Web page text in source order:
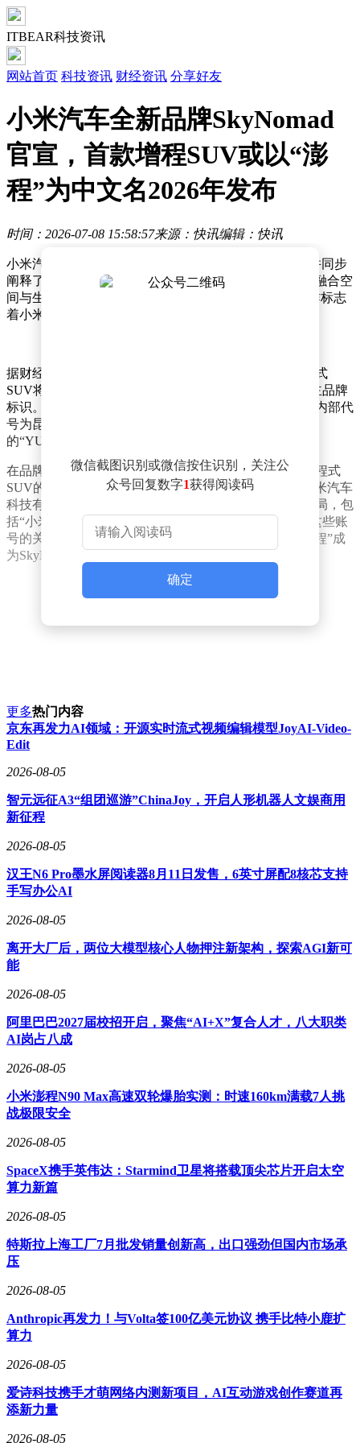
ITBEAR科技资讯
网站首页 科技资讯 财经资讯 分享好友
小米汽车全新品牌SkyNomad
官宣，首款增程SUV或以“澎
程”为中文名2026年发布
时间：2026-07-08 15:58:57来源：快讯编辑：快讯
小米汽车近日正式揭晓了其全新品牌——SkyNomad，并同步
阐释了品牌内涵：“SkyNomad，即天空的游牧者，一个融合空
间与生活理念的全新命名，在此与大家初见。”这一动作标志
着小米汽车在品牌布局上迈出了重要一步。
据财经网科技此前披露的信息，小米汽车旗下首款增程式
SUV将完全由SkyNomad品牌独立运营，不再使用小米主品牌
标识。这款新车计划于2026年下半年正式亮相市场，其内部代
号为昆仑N3。值得注意的是，此前在网络上广泛流传
的“YU9”命名方案已被小米汽车放弃。
在品牌中文名的猜测上，此前行业内曾普遍认为首款增程式
SUV的中文名可能为“寻天”。然而，最新线索显示，小米汽车
科技有限公司已在多个主流内容平台悄然完成了账号布局，包
括“小米澎程”微信公众号、视频号以及B站官方账号。这些账
号的关联标识与官宣的SkyNomad品牌相吻合，使得“澎程”成
为SkyNomad正式中文名的有力候选。
微信截图识别或微信按住识别，关注公
众号回复数字1获得阅读码
确定
更多热门内容
京东再发力AI领域：开源实时流式视频编辑模型JoyAI-Video-
Edit
2026-08-05
智元远征A3“组团巡游”ChinaJoy，开启人形机器人文娱商用
新征程
2026-08-05
汉王N6 Pro墨水屏阅读器8月11日发售，6英寸屏配8核芯支持
手写办公AI
2026-08-05
离开大厂后，两位大模型核心人物押注新架构，探索AGI新可
能
2026-08-05
阿里巴巴2027届校招开启，聚焦“AI+X”复合人才，八大职类
AI岗占八成
2026-08-05
小米澎程N90 Max高速双轮爆胎实测：时速160km满载7人挑
战极限安全
2026-08-05
SpaceX携手英伟达：Starmind卫星将搭载顶尖芯片开启太空
算力新篇
2026-08-05
特斯拉上海工厂7月批发销量创新高，出口强劲但国内市场承
压
2026-08-05
Anthropic再发力！与Volta签100亿美元协议 携手比特小鹿扩
算力
2026-08-05
爱诗科技携手才萌网络内测新项目，AI互动游戏创作赛道再
添新力量
2026-08-05